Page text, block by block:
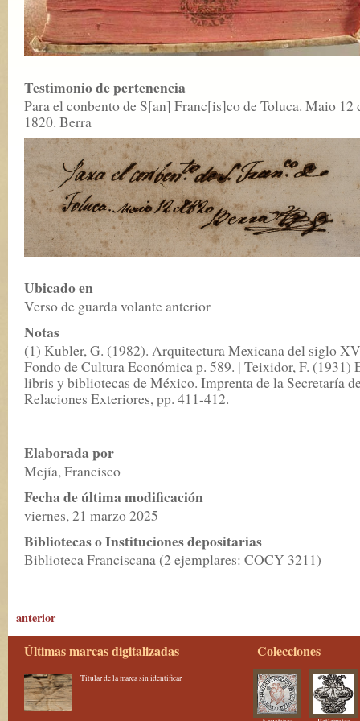
Testimonio de pertenencia
Para el conbento de S[an] Franc[is]co de Toluca. Maio 12
1820. Berra
Ubicado en
Verso de guarda volante anterior
Notas
(1) Kubler, G. (1982). Arquitectura Mexicana del siglo
Fondo de Cultura Económica p. 589. | Teixidor, F. (1931)
libris y bibliotecas de México. Imprenta de la Secretaría
Relaciones Exteriores, pp. 411-412.
Elaborada por
Mejía, Francisco
Fecha de última modificación
viernes, 21 marzo 2025
Bibliotecas o Instituciones depositarias
Biblioteca Franciscana (2 ejemplares: COCY 3211)
anterior
Últimas marcas digitalizadas
Titular de la marca sin identificar
Colecciones